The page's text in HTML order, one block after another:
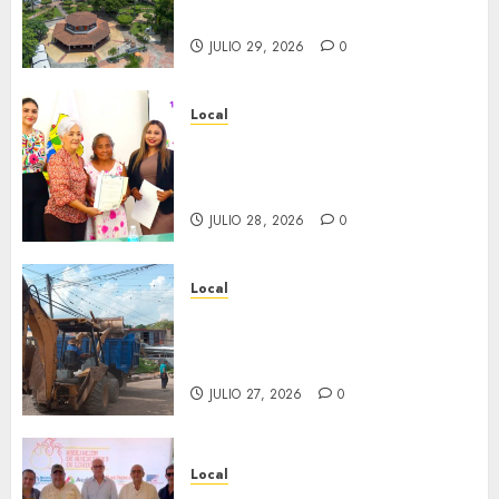
JULIO 29, 2026 0
Local
JULIO 28, 2026 0
Local
JULIO 27, 2026 0
Local